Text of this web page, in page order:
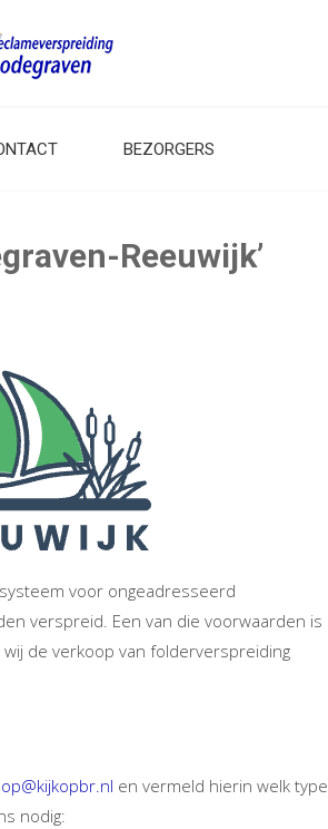
BEZORGERS
Reeuwijk’
voor ongeadresseerd
verspreid. Een van die voorwaarden is
de verkoop van folderverspreiding
en vermeld hierin welk type
nodig: